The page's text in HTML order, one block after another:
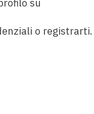
su
o registrarti.